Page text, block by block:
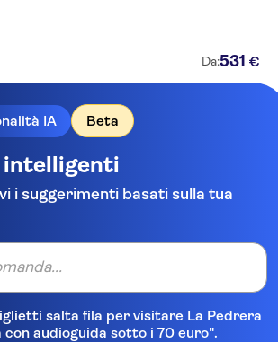
Da:531 €
IA Beta
intelligenti
i suggerimenti basati sulla tua
salta fila per visitare La Pedrera
con audioguida sotto i 70 euro".